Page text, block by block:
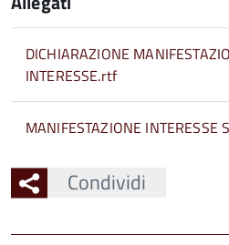
DICHIARAZIONE
INTERESSE.rtf
MANIFESTAZIONE INTERESSE
Condividi